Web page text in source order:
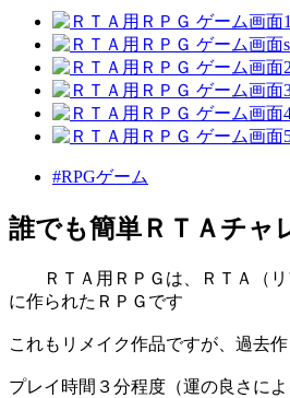
#RPGゲーム
誰でも簡単ＲＴＡチャ
ＲＴＡ用ＲＰＧは、ＲＴＡ（リ
に作られたＲＰＧです
これもリメイク作品ですが、過去
プレイ時間３分程度（運の良さによ